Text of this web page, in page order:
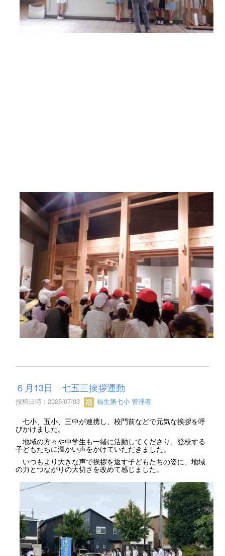
６月13日 七五三挨拶運動
投稿日時 : 2025/07/03 福生第七小 管理者
七小、五小、三中が連携し、校門前などで元気な挨拶を呼
びかけました。
地域の方々や中学生も一緒に活動してくださり、登校する
子どもたちに温かい声をかけていただきました。
いつもより大きな声で挨拶を返す子どもたちの姿に、地域
の力とつながりの大切さを改めて感じました。